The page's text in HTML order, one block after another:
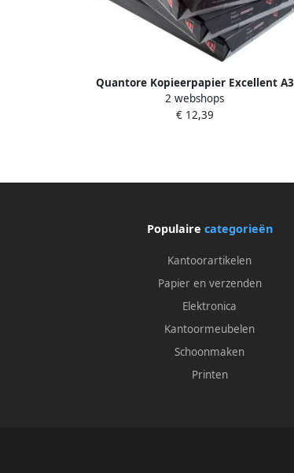
Quantore Kopieerpapier Excellent A3
80gr wit 500 vel
2 webshops
€ 12,39
Populaire categorieën
Kantoorartikelen
Papier en verzenden
Elektronica
Kantoormeubelen
Schoonmaken
Printen